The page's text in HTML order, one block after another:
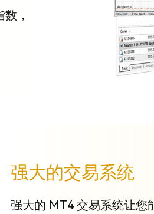
，
强大的交易系统
强大的 MT4 交易系统让您